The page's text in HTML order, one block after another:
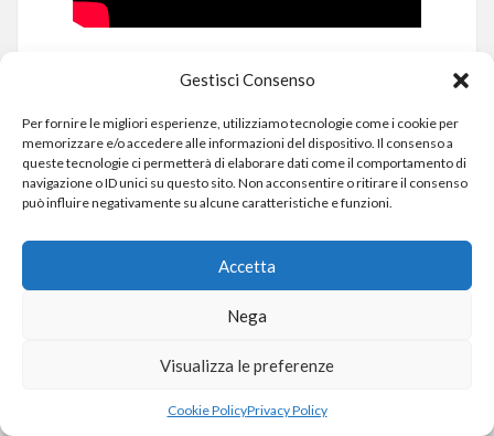
Gestisci Consenso
Per fornire le migliori esperienze, utilizziamo tecnologie come i cookie per
memorizzare e/o accedere alle informazioni del dispositivo. Il consenso a
queste tecnologie ci permetterà di elaborare dati come il comportamento di
navigazione o ID unici su questo sito. Non acconsentire o ritirare il consenso
può influire negativamente su alcune caratteristiche e funzioni.
Accetta
Nega
Visualizza le preferenze
Cookie PolicyPrivacy Policy
Cortisolo: l’ormone dello stress
Il cortisolo è un ormone fondamentale per la
sopravvivenza.
Viene prodotto dalle surrenali quando lo
non sentire la fatica, atirare avanti
⚠️ impedisce allo zucchero di entrare